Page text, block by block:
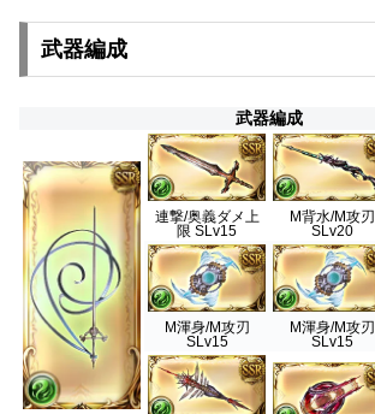
武器編成
武器編成
連撃/奥義ダメ上
限 SLv15
M背水/M攻刃
SLv20
M渾身/M攻刃
SLv15
M渾身/M攻刃
SLv15